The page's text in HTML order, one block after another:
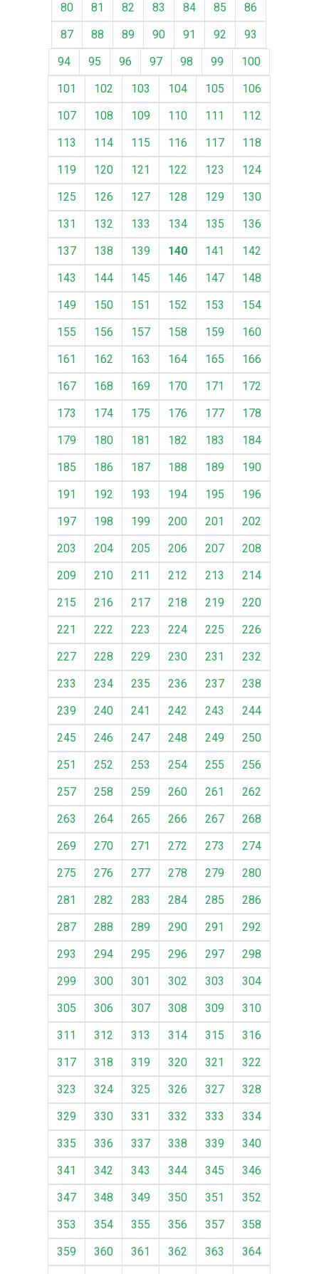
80
81 82 83 84 85
86
87
88 89 90 91 92
93
94
95 96 97 98 99
100
101
102 103 104 105
106
107
108 109 110 111
112
113
114 115 116 117
118
119
120 121 122 123
124
125
126 127 128 129
130
131
132 133 134 135
136
137
138 139 140 141
142
143
144 145 146 147
148
149
150 151 152 153
154
155
156 157 158 159
160
161
162 163 164 165
166
167
168 169 170 171
172
173
174 175 176 177
178
179
180 181 182 183
184
185
186 187 188 189
190
191
192 193 194 195
196
197
198 199 200 201
202
203
204 205 206 207
208
209
210 211 212 213
214
215
216 217 218 219
220
221
222 223 224 225
226
227
228 229 230 231
232
233
234 235 236 237
238
239
240 241 242 243
244
245
246 247 248 249
250
251
252 253 254 255
256
257
258 259 260 261
262
263
264 265 266 267
268
269
270 271 272 273
274
275
276 277 278 279
280
281
282 283 284 285
286
287
288 289 290 291
292
293
294 295 296 297
298
299
300 301 302 303
304
305
306 307 308 309
310
311
312 313 314 315
316
317
318 319 320 321
322
323
324 325 326 327
328
329
330 331 332 333
334
335
336 337 338 339
340
341
342 343 344 345
346
347
348 349 350 351
352
353
354 355 356 357
358
359
360 361 362 363
364